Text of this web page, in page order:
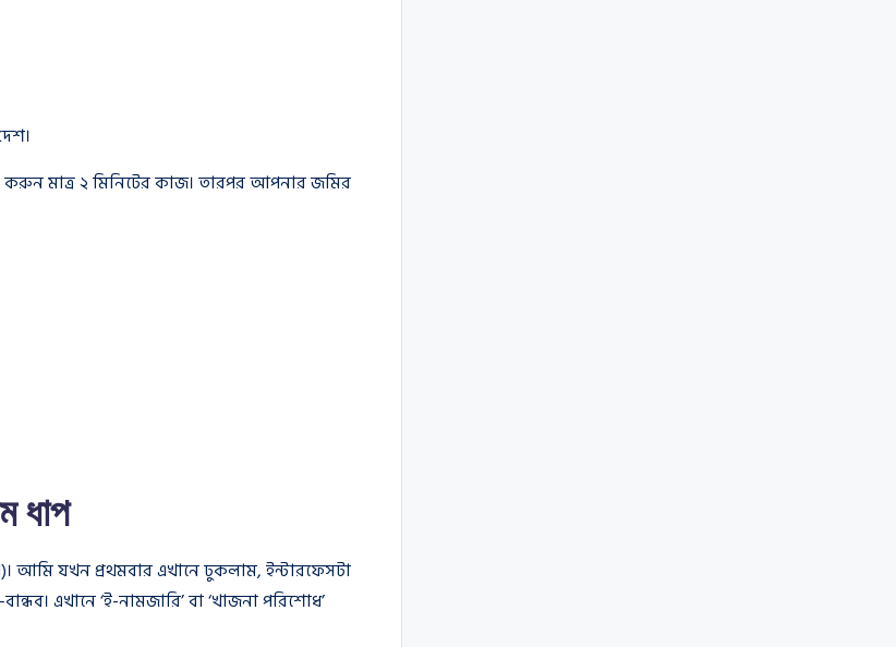
মাত্র ২ মিনিটের কাজ। তারপর আপনার জমির
ধাপ
)। আমি যখন প্রথমবার এখানে ঢুকলাম, ইন্টারফেসটা
এখানে ‘ই-নামজারি’ বা ‘খাজনা পরিশোধ’